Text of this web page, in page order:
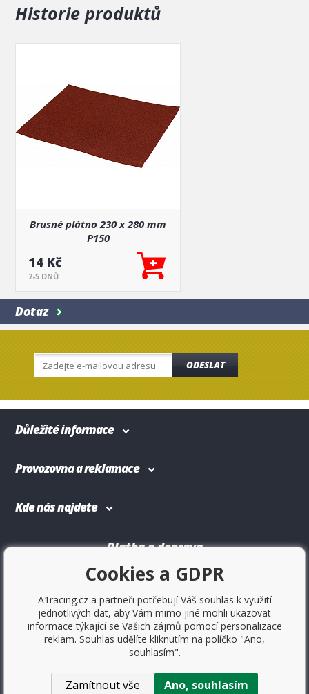
Historie produktů
Brusné plátno 230 x 280 mm
P150
14 Kč
2-5 DNŮ
Dotaz
ODESLAT
Důležité informace
Provozovna a reklamace
Kde nás najdete
Platba a doprava
Copyright © 2017Sportovniautodoplnky.cz- Tuning shop,
Cookies a GDPR
A1racing.cz a partneři potřebují Váš souhlas k využití
jednotlivých dat, aby Vám mimo jiné mohli ukazovat
informace týkající se Vašich zájmů pomocí personalizace
reklam. Souhlas udělíte kliknutím na políčko "Ano,
souhlasím".
Zamítnout vše Ano, souhlasím